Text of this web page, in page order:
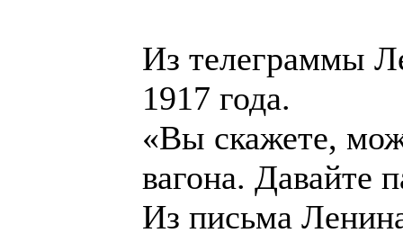
Из телеграммы
1917 года.
«Вы скажете,
вагона. Давайте
Из письма